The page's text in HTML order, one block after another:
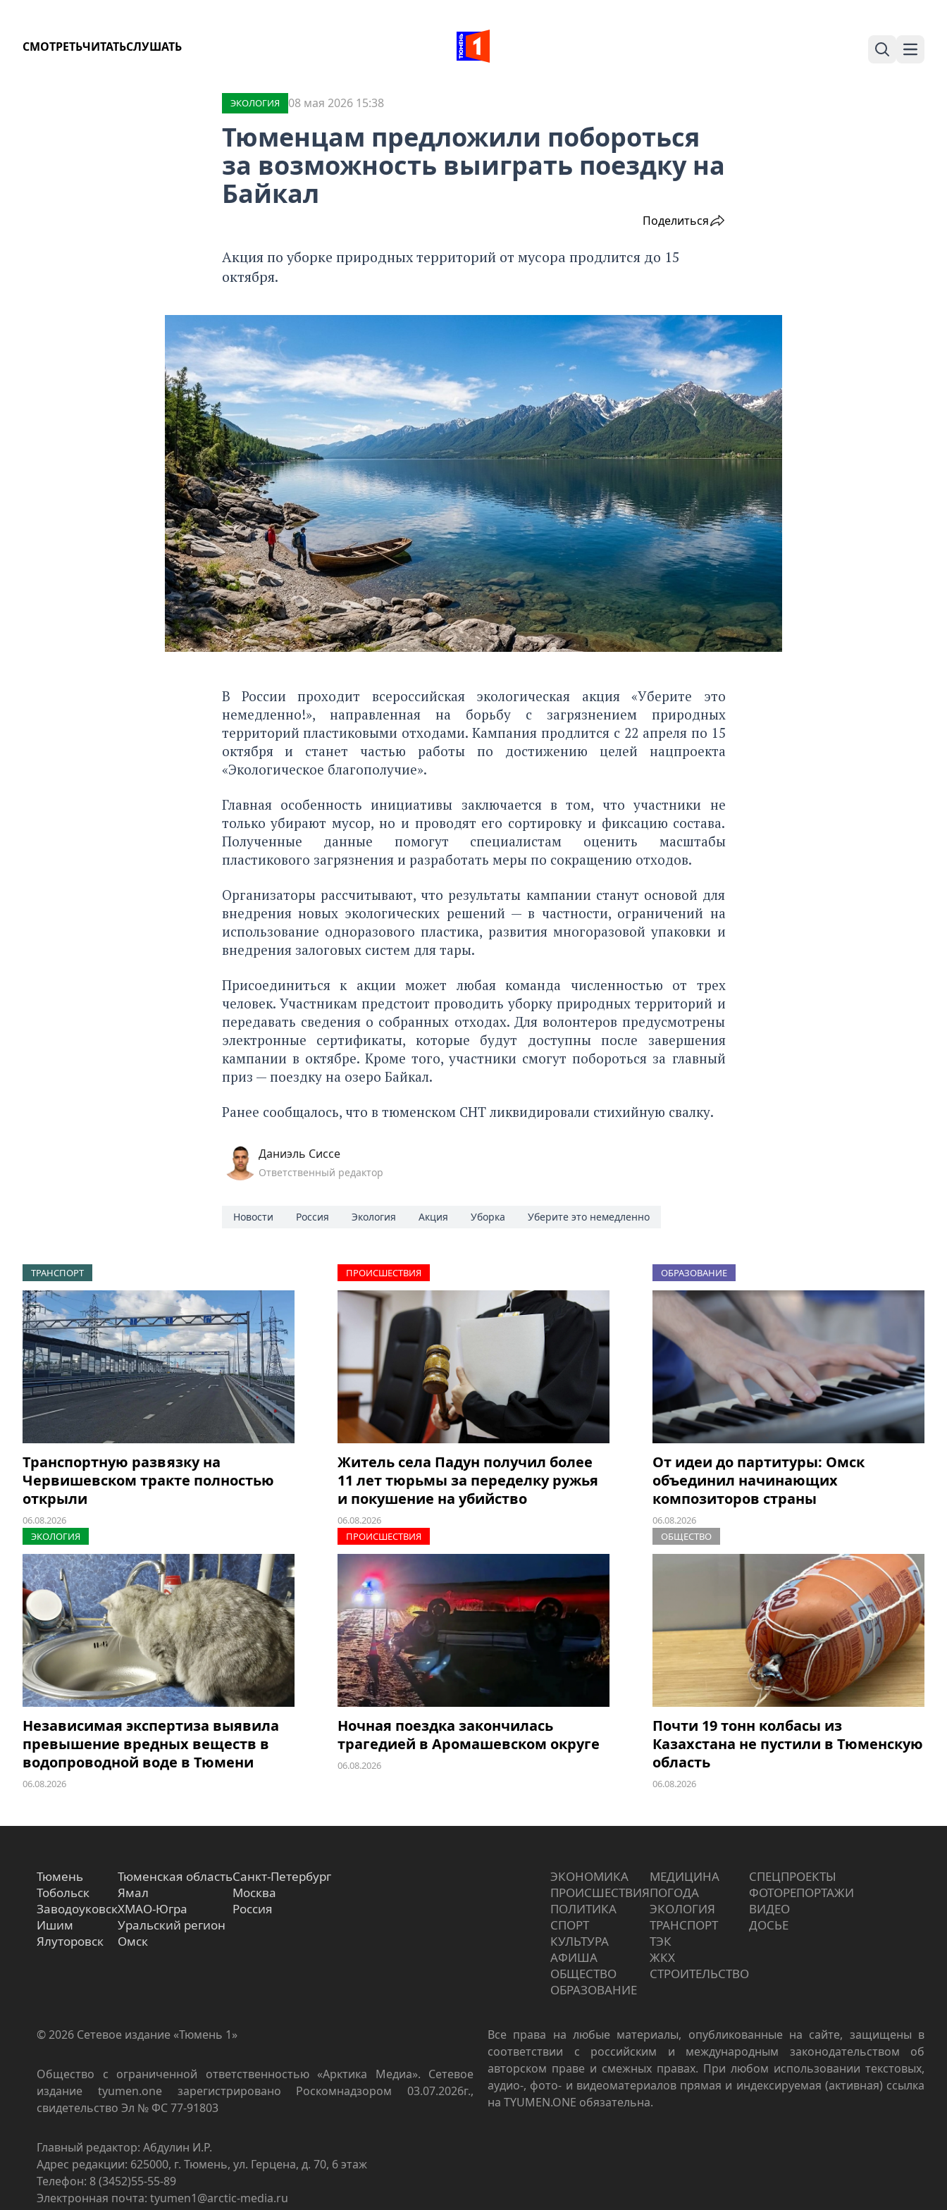
СМОТРЕТЬЧИТАТЬСЛУШАТЬ
Поиск
ЭКОЛОГИЯ 08 мая 2026 15:38
Тюменцам предложили побороться
за возможность выиграть поездку на
Байкал
Поделиться
Акция по уборке природных территорий от мусора продлится до 15
октября.
В России проходит всероссийская экологическая акция «Уберите это
немедленно!», направленная на борьбу с загрязнением природных
территорий пластиковыми отходами. Кампания продлится с 22 апреля по 15
октября и станет частью работы по достижению целей нацпроекта
«Экологическое благополучие».
Главная особенность инициативы заключается в том, что участники не
только убирают мусор, но и проводят его сортировку и фиксацию состава.
Полученные данные помогут специалистам оценить масштабы
пластикового загрязнения и разработать меры по сокращению отходов.
Организаторы рассчитывают, что результаты кампании станут основой для
внедрения новых экологических решений — в частности, ограничений на
использование одноразового пластика, развития многоразовой упаковки и
внедрения залоговых систем для тары.
Присоединиться к акции может любая команда численностью от трех
человек. Участникам предстоит проводить уборку природных территорий и
передавать сведения о собранных отходах. Для волонтеров предусмотрены
электронные сертификаты, которые будут доступны после завершения
кампании в октябре. Кроме того, участники смогут побороться за главный
приз — поездку на озеро Байкал.
Ранее сообщалось, что в тюменском СНТ ликвидировали стихийную свалку.
Даниэль Сиссе
Ответственный редактор
Новости Россия Экология Акция Уборка Уберите это немедленно
ТРАНСПОРТ
Транспортную развязку на
Червишевском тракте полностью
открыли
06.08.2026
ПРОИCШЕСТВИЯ
Житель села Падун получил более
11 лет тюрьмы за переделку ружья
и покушение на убийство
06.08.2026
ОБРАЗОВАНИЕ
От идеи до партитуры: Омск
объединил начинающих
композиторов страны
06.08.2026
ЭКОЛОГИЯ
Независимая экспертиза выявила
превышение вредных веществ в
водопроводной воде в Тюмени
06.08.2026
ПРОИCШЕСТВИЯ
Ночная поездка закончилась
трагедией в Аромашевском округе
06.08.2026
ОБЩЕСТВО
Почти 19 тонн колбасы из
Казахстана не пустили в Тюменскую
область
06.08.2026
Тюмень
Тобольск
Заводоуковск
Ишим
Ялуторовск
Тюменская область
Ямал
ХМАО-Югра
Уральский регион
Омск
Санкт-Петербург
Москва
Россия
ЭКОНОМИКА
ПРОИCШЕСТВИЯ
ПОЛИТИКА
СПОРТ
КУЛЬТУРА
АФИША
ОБЩЕСТВО
ОБРАЗОВАНИЕ
МЕДИЦИНА
ПОГОДА
ЭКОЛОГИЯ
ТРАНСПОРТ
ТЭК
ЖКХ
СТРОИТЕЛЬСТВО
СПЕЦПРОЕКТЫ
ФОТОРЕПОРТАЖИ
ВИДЕО
ДОСЬЕ
© 2026 Сетевое издание «Тюмень 1»
Общество с ограниченной ответственностью «Арктика Медиа». Сетевое
издание tyumen.one зарегистрировано Роскомнадзором 03.07.2026г.,
свидетельство Эл № ФС 77-91803
Главный редактор: Абдулин И.Р.
Адрес редакции: 625000, г. Тюмень, ул. Герцена, д. 70, 6 этаж
Телефон: 8 (3452)55-55-89
Электронная почта: tyumen1@arctic-media.ru
Все права на любые материалы, опубликованные на сайте, защищены в
соответствии с российским и международным законодательством об
авторском праве и смежных правах. При любом использовании текстовых,
аудио-, фото- и видеоматериалов прямая и индексируемая (активная) ссылка
на TYUMEN.ONE обязательна.